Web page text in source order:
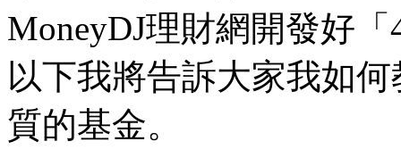
MoneyDJ理財網開發好
以下我將告訴大家我如
質的基金。